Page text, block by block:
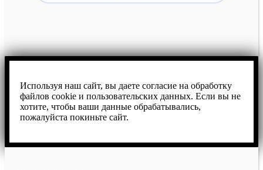
Используя наш сайт, вы даете согласие на обработку
файлов cookie и пользовательских данных. Если вы не
хотите, чтобы ваши данные обрабатывались,
пожалуйста покиньте сайт.